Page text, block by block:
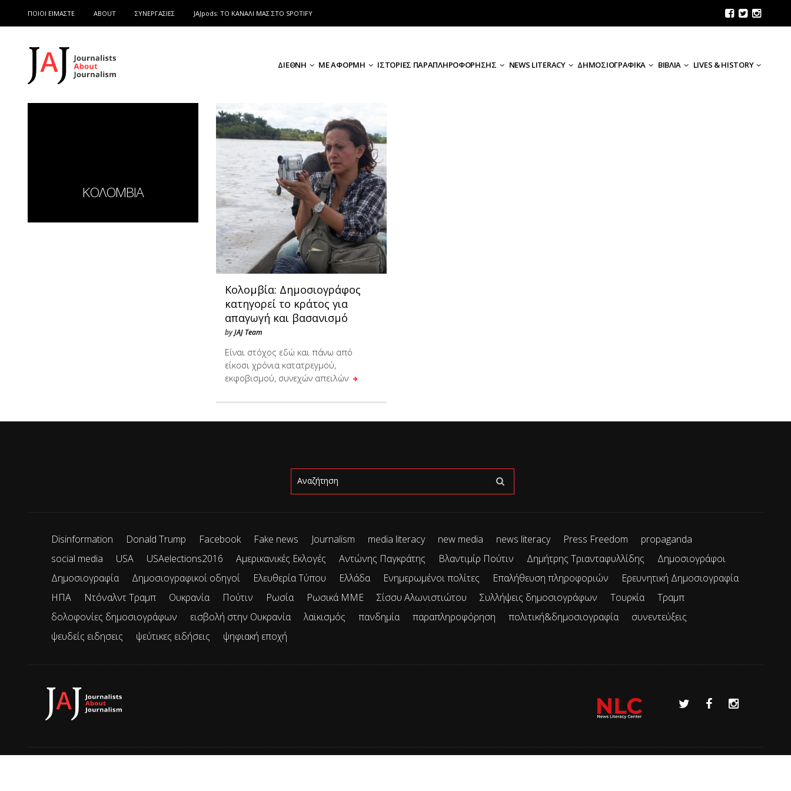
ΠΟΙΟΙ ΕΙΜΑΣΤΕ ABOUT ΣΥΝΕΡΓΑΣΙΕΣ JAJpods: TO ΚΑΝΑΛΙ ΜΑΣ ΣΤΟ SPOTIFY
ΔΙΕΘΝΗ ΜΕ ΑΦΟΡΜΗ ΙΣΤΟΡΙΕΣ ΠΑΡΑΠΛΗΡΟΦΟΡΗΣΗΣ NEWS LITERACY ΔΗΜΟΣΙΟΓΡΑΦΙΚΑ ΒΙΒΛΙΑ LIVES & HISTORY
ΚΟΛΟΜΒΙΑ
Κολομβία: Δημοσιογράφος
κατηγορεί το κράτος για
απαγωγή και βασανισμό
byJAJ Team
Είναι στόχος εδώ και πάνω από
είκοσι χρόνια κατατρεγμού,
εκφοβισμού, συνεχών απειλών
Disinformation Donald Trump Facebook Fake news Journalism media literacy new media news literacy Press Freedom
propaganda
social media
USA USAelections2016 Αμερικανικές Εκλογές Αντώνης Παγκράτης Βλαντιμίρ Πούτιν Δημήτρης Τριανταφυλλίδης
Δημοσιογράφοι
Δημοσιογραφία
Δημοσιογραφικοί οδηγοί Ελευθερία Τύπου Ελλάδα Ενημερωμένοι πολίτες Επαλήθευση πληροφοριών
Ερευνητική Δημοσιογραφία
ΗΠΑ
Ντόναλντ Τραμπ Ουκρανία Πούτιν Ρωσία Ρωσικά ΜΜΕ Σίσσυ Αλωνιστιώτου Συλλήψεις δημοσιογράφων Τουρκία
Τραμπ
δολοφονίες δημοσιογράφων
εισβολή στην Ουκρανία λαϊκισμός πανδημία παραπληροφόρηση πολιτική&δημοσιογραφία
συνεντεύξεις
ψευδείς ειδησεις
ψεύτικες ειδήσεις ψηφιακή εποχή